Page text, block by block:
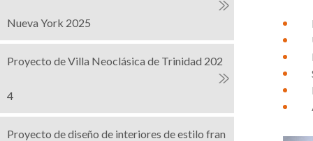
Nueva York 2025
Proyecto de Villa Neoclásica de Trinidad 202
4
Proyecto de diseño de interiores de estilo fran